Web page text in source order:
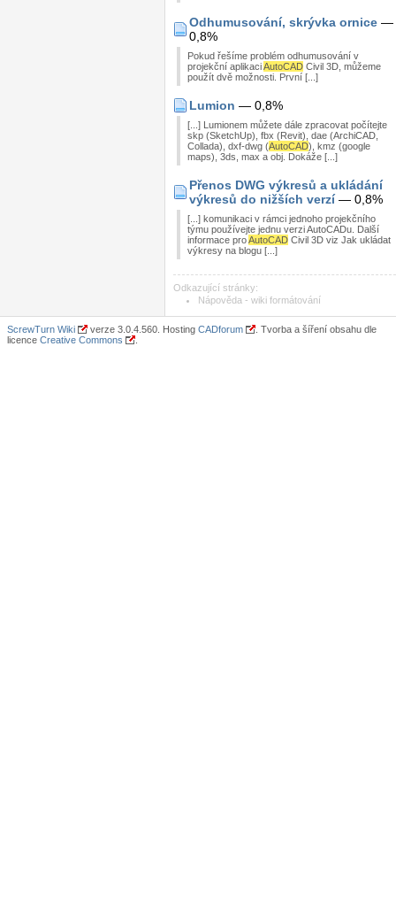
Odhumusování, skrývka ornice —
0,8%
Pokud řešíme problém odhumusování v
projekční aplikaciAutoCAD Civil 3D, můžeme
použít dvě možnosti. První [...]
Lumion — 0,8%
[...] Lumionem můžete dále zpracovat počítejte
skp (SketchUp), fbx (Revit), dae (ArchiCAD,
Collada), dxf-dwg (AutoCAD), kmz (google
maps), 3ds, max a obj. Dokáže [...]
Přenos DWG výkresů a ukládání
výkresů do nižších verzí— 0,8%
[...] komunikaci v rámci jednoho projekčního
týmu používejte jednu verzi AutoCADu. Další
informace proAutoCAD Civil 3D viz Jak ukládat
výkresy na blogu [...]
Odkazující stránky:
Nápověda - wiki formátování
ScrewTurn Wiki verze 3.0.4.560. Hosting CADforum
. Tvorba a šíření obsahu dle
licence Creative Commons